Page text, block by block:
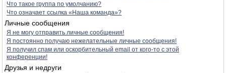
Что такое группа по умолчанию?
Что означает ссылка «Наша команда»?
Личные сообщения
Я не могу отправить личные сообщения!
Я постоянно получаю нежелательные личные сообщения!
Я получил спам или оскорбительный email от кого-то с этой
конференции!
Друзья и недруги